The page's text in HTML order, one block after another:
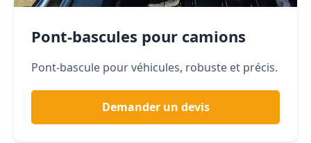
Pont-bascules pour camions
Pont-bascule pour véhicules, robuste et précis.
Demander un devis